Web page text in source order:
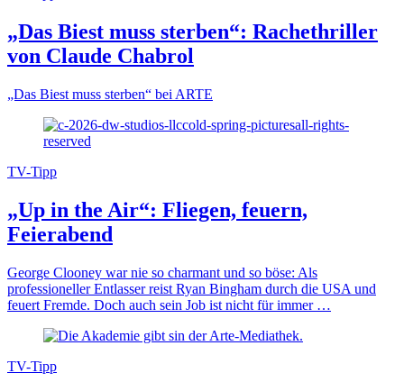
„Das Biest muss sterben“: Rachethriller
von Claude Chabrol
„Das Biest muss sterben“ bei ARTE
TV-Tipp
„Up in the Air“: Fliegen, feuern,
Feierabend
George Clooney war nie so charmant und so böse: Als
professioneller Entlasser reist Ryan Bingham durch die USA und
feuert Fremde. Doch auch sein Job ist nicht für immer …
TV-Tipp